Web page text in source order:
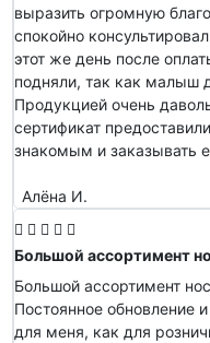
выразить огромную
спокойно
этот же день после
подняли, так как малыш
Продукцией очень
сертификат
знакомым и заказывать
Алёна И.
Большой ассортимент
Большой ассортимент
Постоянное обновление
для меня, как для